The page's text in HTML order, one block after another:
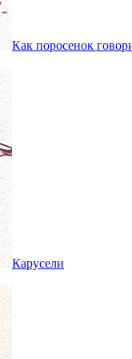
Как поросенок
Карусели